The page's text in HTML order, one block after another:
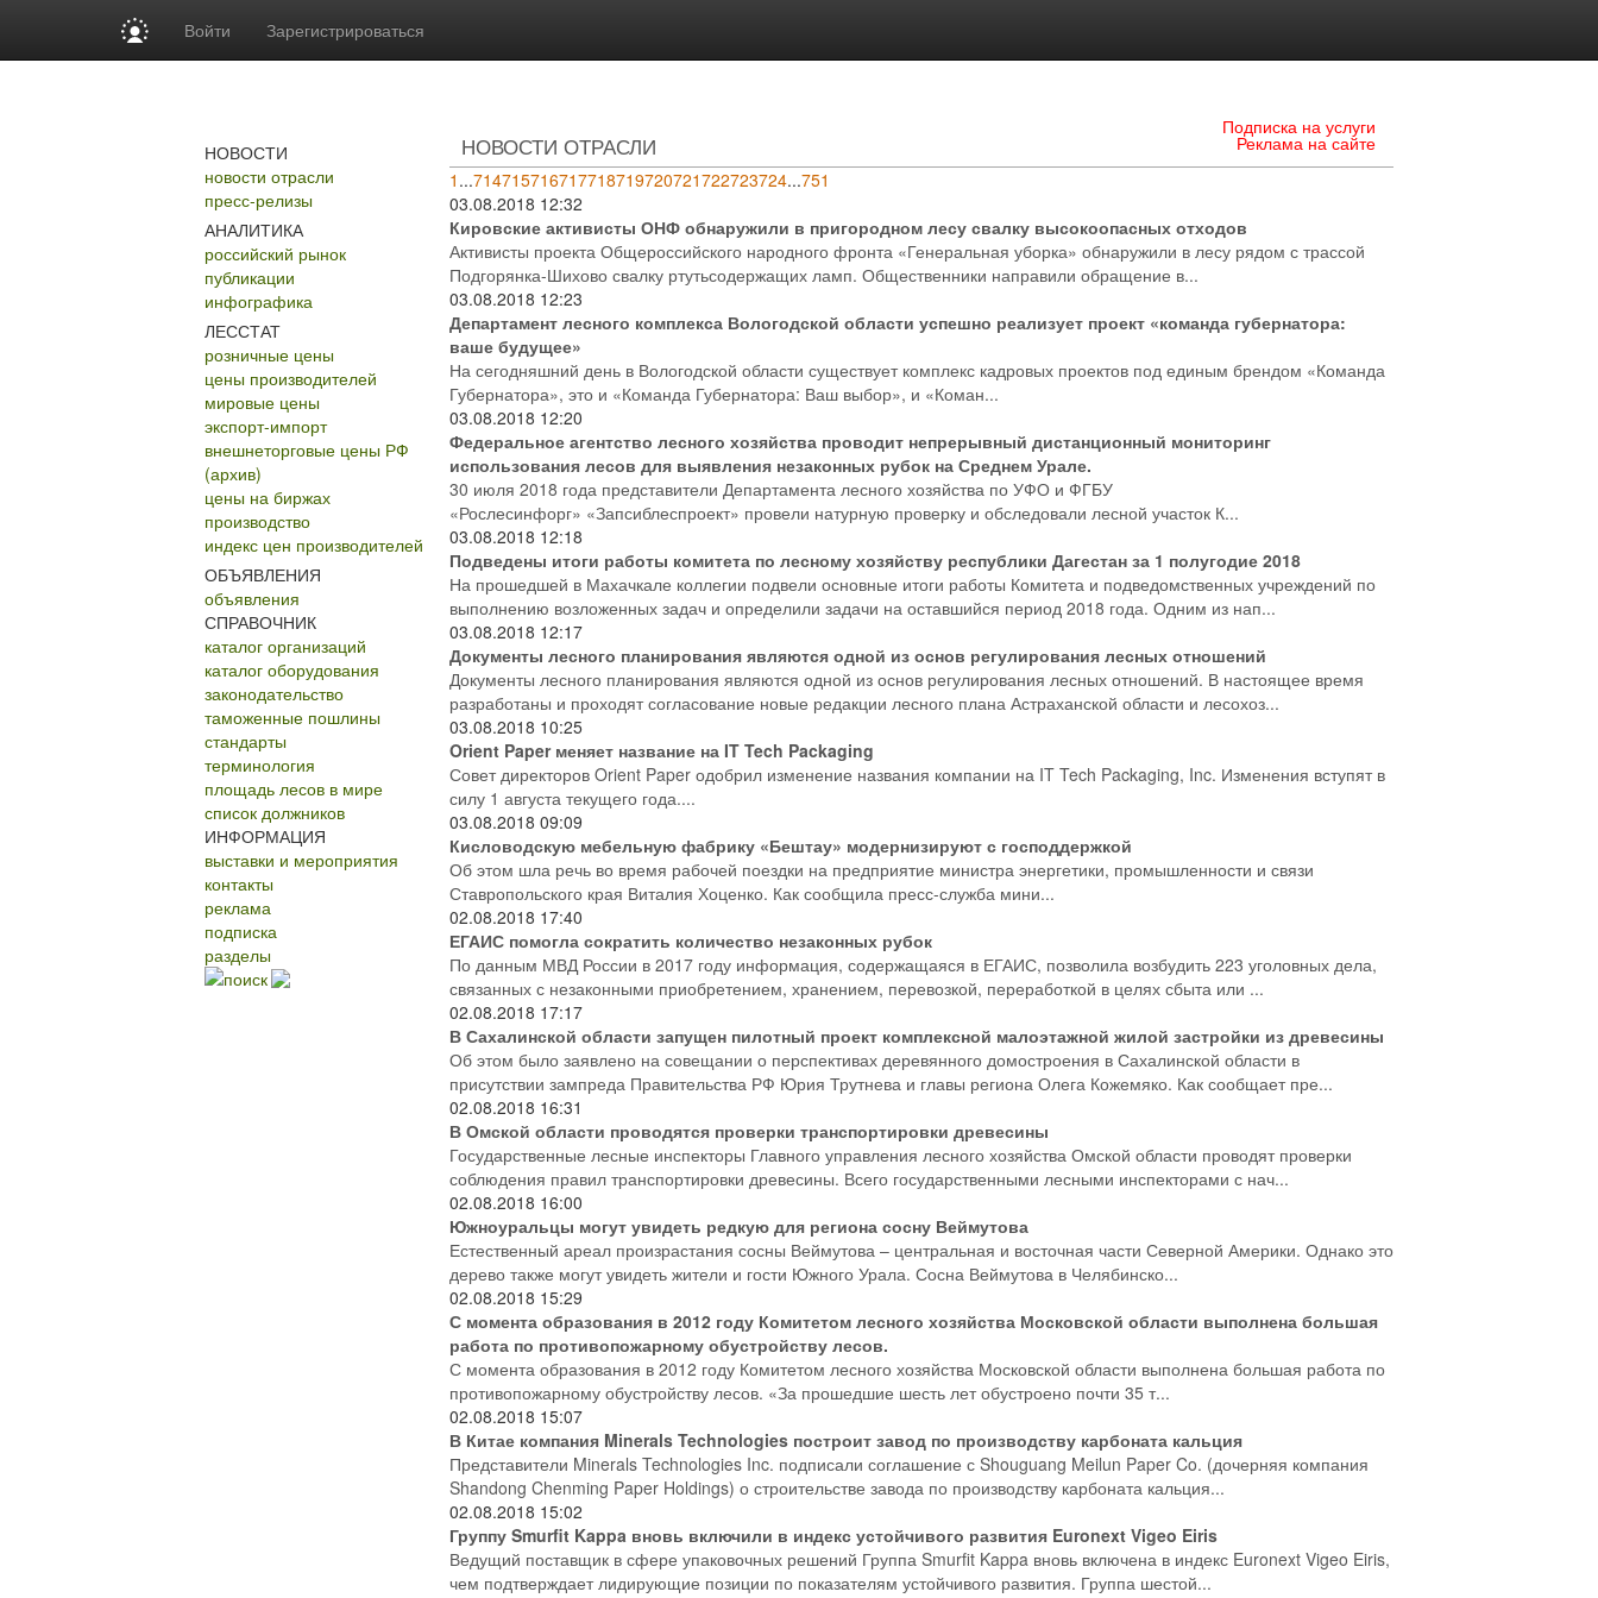
Войти Зарегистрироваться
НОВОСТИ
новости отрасли
пресс-релизы
АНАЛИТИКА
российский рынок
публикации
инфографика
ЛЕССТАТ
розничные цены
цены производителей
мировые цены
экспорт-импорт
внешнеторговые цены РФ
(архив)
цены на биржах
производство
индекс цен производителей
ОБЪЯВЛЕНИЯ
объявления
СПРАВОЧНИК
каталог организаций
каталог оборудования
законодательство
таможенные пошлины
стандарты
терминология
площадь лесов в мире
список должников
ИНФОРМАЦИЯ
выставки и мероприятия
контакты
реклама
подписка
разделы
поиск
Подписка на услуги
Реклама на сайте
НОВОСТИ ОТРАСЛИ
1 ...714715716717718719720721722723724...751
03.08.2018 12:32
Кировские активисты ОНФ обнаружили в пригородном лесу свалку высокоопасных отходов
Активисты проекта Общероссийского народного фронта «Генеральная уборка» обнаружили в лесу рядом с трассой
Подгорянка-Шихово свалку ртутьсодержащих ламп. Общественники направили обращение в...
03.08.2018 12:23
Департамент лесного комплекса Вологодской области успешно реализует проект «команда губернатора:
ваше будущее»
На сегодняшний день в Вологодской области существует комплекс кадровых проектов под единым брендом «Команда
Губернатора», это и «Команда Губернатора: Ваш выбор», и «Коман...
03.08.2018 12:20
Федеральное агентство лесного хозяйства проводит непрерывный дистанционный мониторинг
использования лесов для выявления незаконных рубок на Среднем Урале.
30 июля 2018 года представители Департамента лесного хозяйства по УФО и ФГБУ
«Рослесинфорг» «Запсиблеспроект» провели натурную проверку и обследовали лесной участок К...
03.08.2018 12:18
Подведены итоги работы комитета по лесному хозяйству республики Дагестан за 1 полугодие 2018
На прошедшей в Махачкале коллегии подвели основные итоги работы Комитета и подведомственных учреждений по
выполнению возложенных задач и определили задачи на оставшийся период 2018 года. Одним из нап...
03.08.2018 12:17
Документы лесного планирования являются одной из основ регулирования лесных отношений
Документы лесного планирования являются одной из основ регулирования лесных отношений. В настоящее время
разработаны и проходят согласование новые редакции лесного плана Астраханской области и лесохоз...
03.08.2018 10:25
Orient Paper меняет название на IT Tech Packaging
Совет директоров Orient Paper одобрил изменение названия компании на IT Tech Packaging, Inc. Изменения вступят в
силу 1 августа текущего года....
03.08.2018 09:09
Кисловодскую мебельную фабрику «Бештау» модернизируют с господдержкой
Об этом шла речь во время рабочей поездки на предприятие министра энергетики, промышленности и связи
Ставропольского края Виталия Хоценко. Как сообщила пресс-служба мини...
02.08.2018 17:40
ЕГАИС помогла сократить количество незаконных рубок
По данным МВД России в 2017 году информация, содержащаяся в ЕГАИС, позволила возбудить 223 уголовных дела,
связанных с незаконными приобретением, хранением, перевозкой, переработкой в целях сбыта или ...
02.08.2018 17:17
В Сахалинской области запущен пилотный проект комплексной малоэтажной жилой застройки из древесины
Об этом было заявлено на совещании о перспективах деревянного домостроения в Сахалинской области в
присутствии зампреда Правительства РФ Юрия Трутнева и главы региона Олега Кожемяко. Как сообщает пре...
02.08.2018 16:31
В Омской области проводятся проверки транспортировки древесины
Государственные лесные инспекторы Главного управления лесного хозяйства Омской области проводят проверки
соблюдения правил транспортировки древесины. Всего государственными лесными инспекторами с нач...
02.08.2018 16:00
Южноуральцы могут увидеть редкую для региона сосну Веймутова
Естественный ареал произрастания сосны Веймутова – центральная и восточная части Северной Америки. Однако это
дерево также могут увидеть жители и гости Южного Урала. Сосна Веймутова в Челябинско...
02.08.2018 15:29
С момента образования в 2012 году Комитетом лесного хозяйства Московской области выполнена большая
работа по противопожарному обустройству лесов.
С момента образования в 2012 году Комитетом лесного хозяйства Московской области выполнена большая работа по
противопожарному обустройству лесов. «За прошедшие шесть лет обустроено почти 35 т...
02.08.2018 15:07
В Китае компания Minerals Technologies построит завод по производству карбоната кальция
Представители Minerals Technologies Inc. подписали соглашение с Shouguang Meilun Paper Co. (дочерняя компания
Shandong Chenming Paper Holdings) о строительстве завода по производству карбоната кальция...
02.08.2018 15:02
Группу Smurfit Kappa вновь включили в индекс устойчивого развития Euronext Vigeo Eiris
Ведущий поставщик в сфере упаковочных решений Группа Smurfit Kappa вновь включена в индекс Euronext Vigeo Eiris,
чем подтверждает лидирующие позиции по показателям устойчивого развития. Группа шестой...